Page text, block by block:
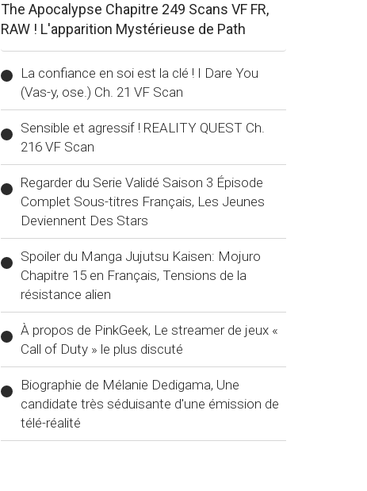
The Apocalypse Chapitre 249 Scans VF FR,
RAW ! L'apparition Mystérieuse de Path
La confiance en soi est la clé ! I Dare You
(Vas-y, ose.) Ch. 21 VF Scan
Sensible et agressif ! REALITY QUEST Ch.
216 VF Scan
Regarder du Serie Validé Saison 3 Épisode
Complet Sous-titres Français, Les Jeunes
Deviennent Des Stars
Spoiler du Manga Jujutsu Kaisen: Mojuro
Chapitre 15 en Français, Tensions de la
résistance alien
À propos de PinkGeek, Le streamer de jeux «
Call of Duty » le plus discuté
Biographie de Mélanie Dedigama, Une
candidate très séduisante d'une émission de
télé-réalité